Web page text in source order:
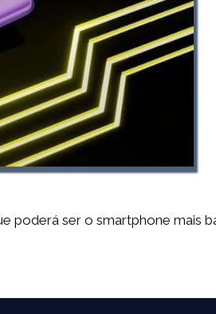
poderá ser o smartphone mais